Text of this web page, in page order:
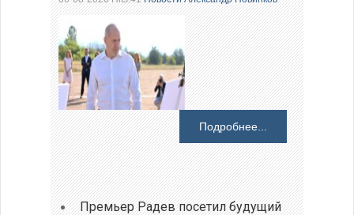
Подробнее...
Премьер Радев посетил будущий